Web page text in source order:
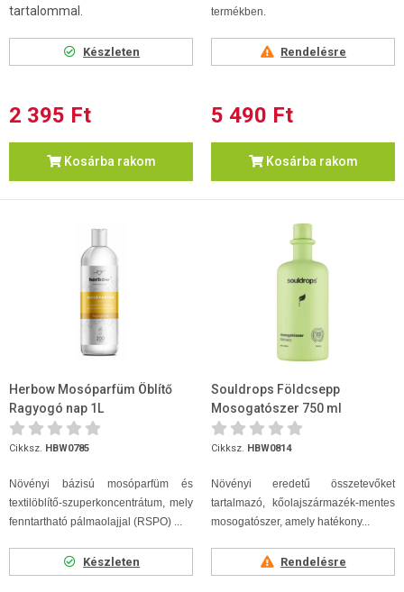
tartalommal.
Készleten
2 395 Ft
Kosárba rakom
termékben.
Rendelésre
5 490 Ft
Kosárba rakom
Herbow Mosóparfüm Öblítő
Ragyogó nap 1L
Cikksz. HBW0785
Növényi bázisú mosóparfüm és
textilöblítő-szuperkoncentrátum, mely
fenntartható pálmaolajjal (RSPO) ...
Készleten
Souldrops Földcsepp
Mosogatószer 750 ml
Cikksz. HBW0814
Növényi eredetű összetevőket
tartalmazó, kőolajszármazék-mentes
mosogatószer, amely hatékony...
Rendelésre